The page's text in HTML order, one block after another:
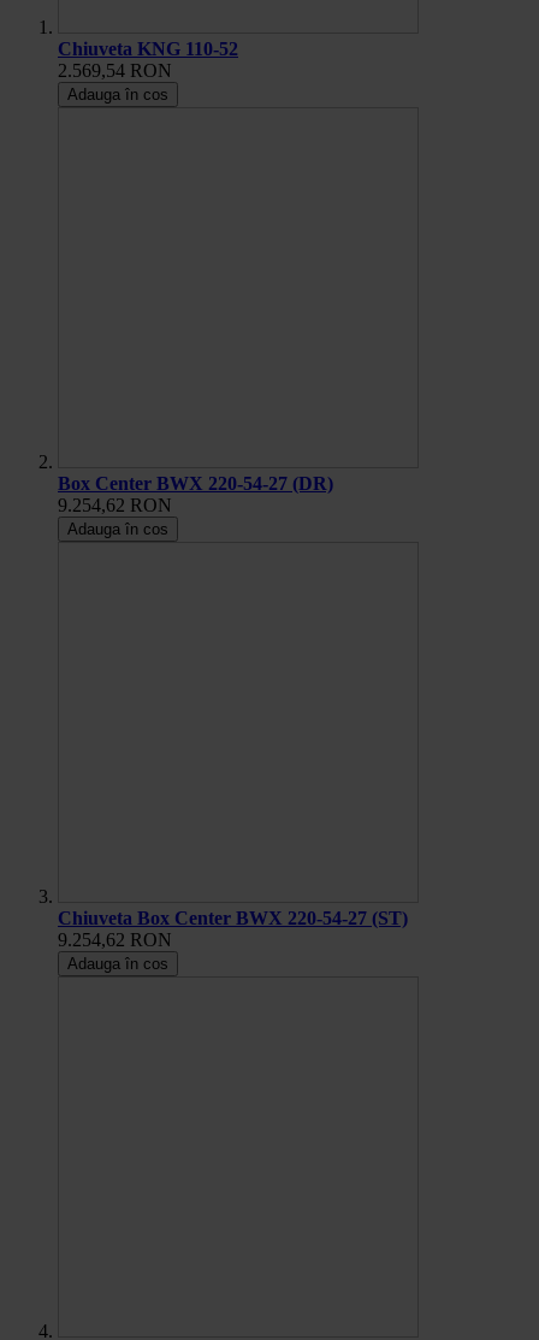
Chiuveta KNG 110-52
2.569,54 RON
Adauga în cos
Box Center BWX 220-54-27 (DR)
9.254,62 RON
Adauga în cos
Chiuveta Box Center BWX 220-54-27 (ST)
9.254,62 RON
Adauga în cos